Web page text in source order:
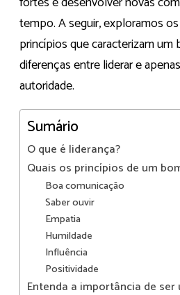
tempo. A seguir, exploramos
princípios que caracterizam um
diferenças entre liderar e
autoridade.
Sumário
O que é liderança?
Quais os princípios de um
Boa comunicação
Saber ouvir
Empatia
Humildade
Influência
Positividade
Entenda a importância de